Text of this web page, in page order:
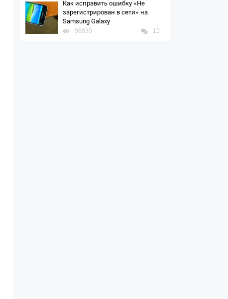
Как исправить ошибку «Не
зарегистрирован в сети» на
Samsung Galaxy
98830 15